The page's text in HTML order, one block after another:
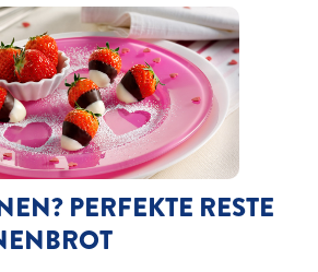
PERFEKTE RESTE